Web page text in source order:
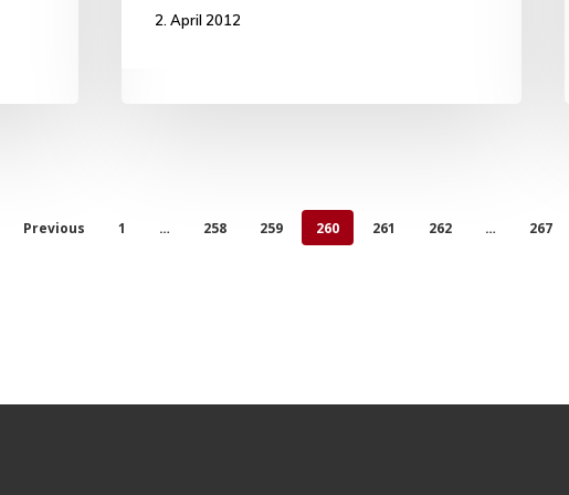
2. April 2012
Previous 1 … 258 259 260 261 262 … 267